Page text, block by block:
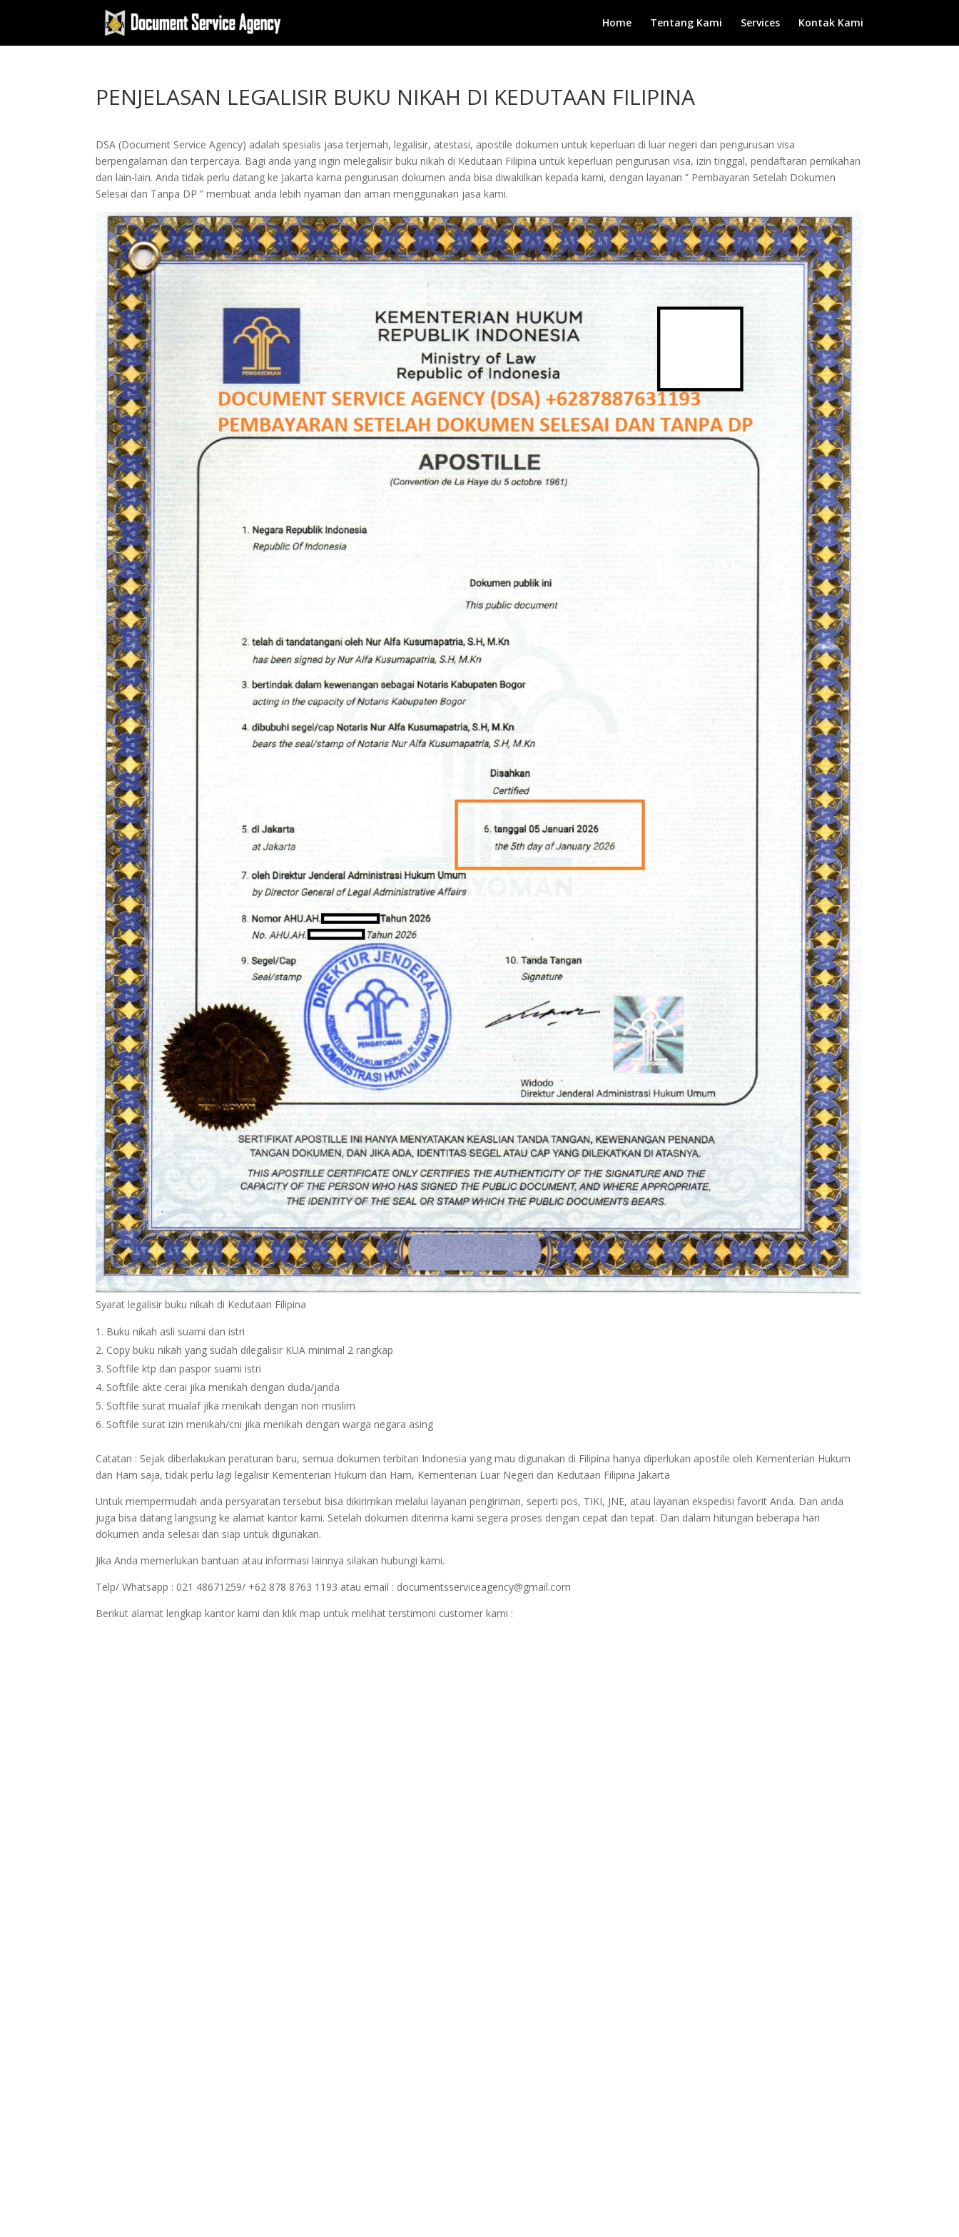
Home Tentang Kami Services Kontak Kami
PENJELASAN LEGALISIR BUKU NIKAH DI KEDUTAAN FILIPINA
DSA (Document Service Agency) adalah spesialis jasa terjemah, legalisir, atestasi, apostile dokumen untuk keperluan di luar negeri dan pengurusan visa
berpengalaman dan terpercaya. Bagi anda yang ingin melegalisir buku nikah di Kedutaan Filipina untuk keperluan pengurusan visa, izin tinggal, pendaftaran pernikahan
dan lain-lain. Anda tidak perlu datang ke Jakarta karna pengurusan dokumen anda bisa diwakilkan kepada kami, dengan layanan ” Pembayaran Setelah Dokumen
Selesai dan Tanpa DP ” membuat anda lebih nyaman dan aman menggunakan jasa kami.
Syarat legalisir buku nikah di Kedutaan Filipina
Buku nikah asli suami dan istri
Copy buku nikah yang sudah dilegalisir KUA minimal 2 rangkap
Softfile ktp dan paspor suami istri
Softfile akte cerai jika menikah dengan duda/janda
Softfile surat mualaf jika menikah dengan non muslim
Softfile surat izin menikah/cni jika menikah dengan warga negara asing
Catatan : Sejak diberlakukan peraturan baru, semua dokumen terbitan Indonesia yang mau digunakan di Filipina hanya diperlukan apostile oleh Kementerian Hukum
dan Ham saja, tidak perlu lagi legalisir Kementerian Hukum dan Ham, Kementerian Luar Negeri dan Kedutaan Filipina Jakarta
Untuk mempermudah anda persyaratan tersebut bisa dikirimkan melalui layanan pengiriman, seperti pos, TIKI, JNE, atau layanan ekspedisi favorit Anda. Dan anda
juga bisa datang langsung ke alamat kantor kami. Setelah dokumen diterima kami segera proses dengan cepat dan tepat. Dan dalam hitungan beberapa hari
dokumen anda selesai dan siap untuk digunakan.
Jika Anda memerlukan bantuan atau informasi lainnya silakan hubungi kami.
Telp/ Whatsapp : 021 48671259/ +62 878 8763 1193 atau email : documentsserviceagency@gmail.com
Berikut alamat lengkap kantor kami dan klik map untuk melihat terstimoni customer kami :